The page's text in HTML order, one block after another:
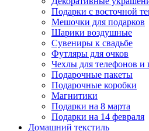
Подарки с восточной
Мешочки для подарков
Шарики воздушные
Сувениры к свадьбе
Футляры для очков
Чехлы для телефонов и
Подарочные пакеты
Подарочные коробки
Магнитики
Подарки на 8 марта
Подарки на 14 февраля
Домашний текстиль